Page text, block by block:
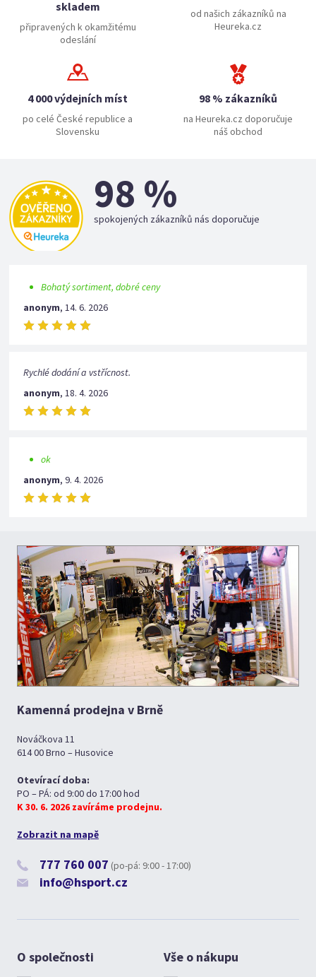
skladem
připravených k okamžitému
odeslání
od našich zákazníků na
Heureka.cz
4 000 výdejních míst
po celé České republice a
Slovensku
98 % zákazníků
na Heureka.cz doporučuje
náš obchod
98 %
spokojených zákazníků nás doporučuje
Bohatý sortiment, dobré ceny
anonym,14. 6. 2026
Rychlé dodání a vstřícnost.
anonym,18. 4. 2026
ok
anonym,9. 4. 2026
Kamenná prodejna v Brně
Nováčkova 11
614 00 Brno – Husovice
Otevírací doba:
PO – PÁ: od 9:00 do 17:00 hod
K 30. 6. 2026 zavíráme prodejnu.
Zobrazit na mapě
777 760 007 (po-pá: 9:00 - 17:00)
info@hsport.cz
O společnosti Vše o nákupu